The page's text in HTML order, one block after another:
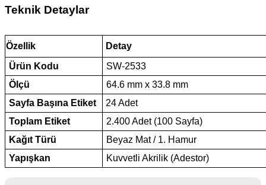
Teknik Detaylar
Özellik
Detay
Ürün Kodu
SW-2533
Ölçü
64.6 mm x 33.8 mm
Sayfa Başına Etiket
24 Adet
Toplam Etiket
2.400 Adet (100 Sayfa)
Kağıt Türü
Beyaz Mat / 1. Hamur
Yapışkan
Kuvvetli Akrilik (Adestor)